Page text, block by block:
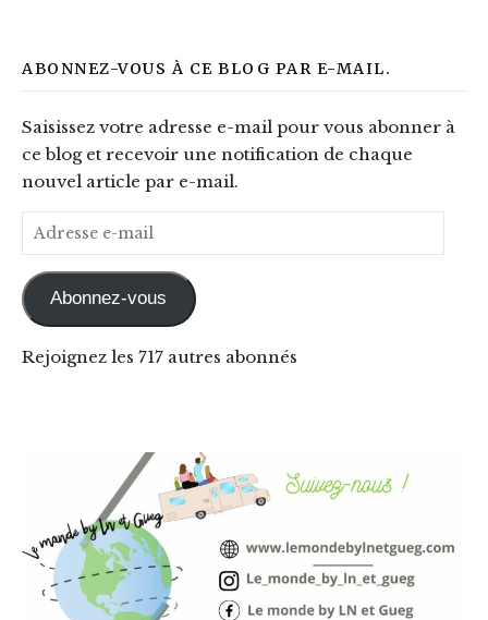
ABONNEZ-VOUS À CE BLOG PAR E-MAIL.
Saisissez votre adresse e-mail pour vous abonner à
ce blog et recevoir une notification de chaque
nouvel article par e-mail.
Adresse e-mail
Abonnez-vous
Rejoignez les 717 autres abonnés